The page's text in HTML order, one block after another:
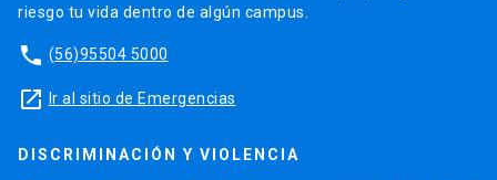
riesgo tu vida dentro de algún campus.
phone (56)95504 5000
launch Ir al sitio de Emergencias
DISCRIMINACIÓN Y VIOLENCIA